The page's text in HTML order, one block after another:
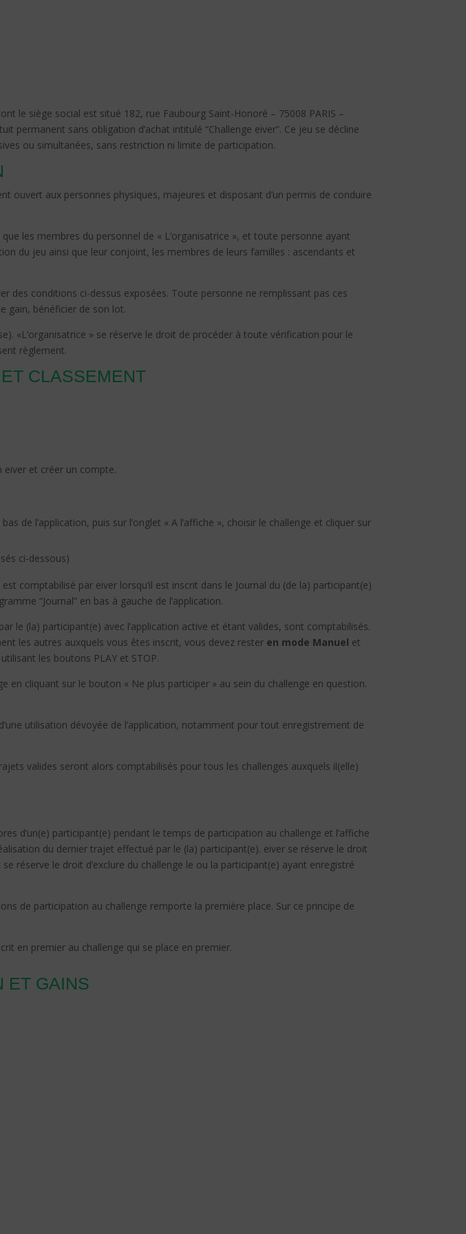
le siège social est situé 182, rue Faubourg Saint-Honoré – 75008 PARIS –
permanent sans obligation d’achat intitulé “Challenge eiver”. Ce jeu se décline
ou simultanées, sans restriction ni limite de participation.
ouvert aux personnes physiques, majeures et disposant d’un permis de conduire
les membres du personnel de « L’organisatrice », et toute personne ayant
du jeu ainsi que leur conjoint, les membres de leurs familles : ascendants et
des conditions ci-dessus exposées. Toute personne ne remplissant pas ces
gain, bénéficier de son lot.
«L’organisatrice » se réserve le droit de procéder à toute vérification pour le
règlement.
CLASSEMENT
eiver et créer un compte.
de l’application, puis sur l’onglet « A l’affiche », choisir le challenge et cliquer sur
ci-dessous)
comptabilisé par eiver lorsqu’il est inscrit dans le Journal du (de la) participant(e)
“Journal” en bas à gauche de l’application.
le (la) participant(e) avec l’application active et étant valides, sont comptabilisés.
les autres auxquels vous êtes inscrit, vous devez rester en mode Manuel et
les boutons PLAY et STOP.
cliquant sur le bouton « Ne plus participer » au sein du challenge en question.
utilisation dévoyée de l’application, notamment pour tout enregistrement de
valides seront alors comptabilisés pour tous les challenges auxquels il(elle)
d’un(e) participant(e) pendant le temps de participation au challenge et l’affiche
du dernier trajet effectué par le (la) participant(e). eiver se réserve le droit
réserve le droit d’exclure du challenge le ou la participant(e) ayant enregistré
de participation au challenge remporte la première place. Sur ce principe de
en premier au challenge qui se place en premier.
ET GAINS